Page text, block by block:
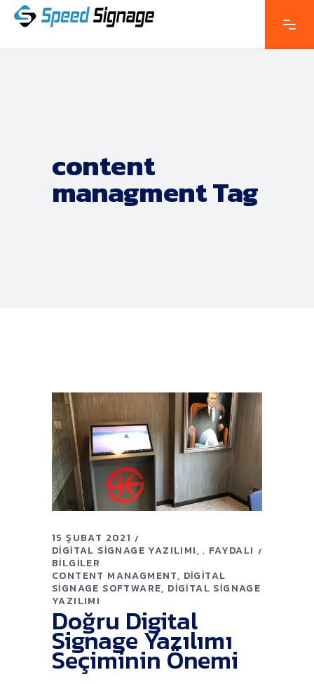
content
managment Tag
15 ŞUBAT 2021
DIGITAL SIGNAGE YAZILIMI
, FAYDALI
BILGILER
CONTENT MANAGMENT DIGITAL
SIGNAGE SOFTWARE DIGITAL SIGNAGE
YAZILIMI
Doğru Digital
Signage Yazılımı
Seçiminin Önemi